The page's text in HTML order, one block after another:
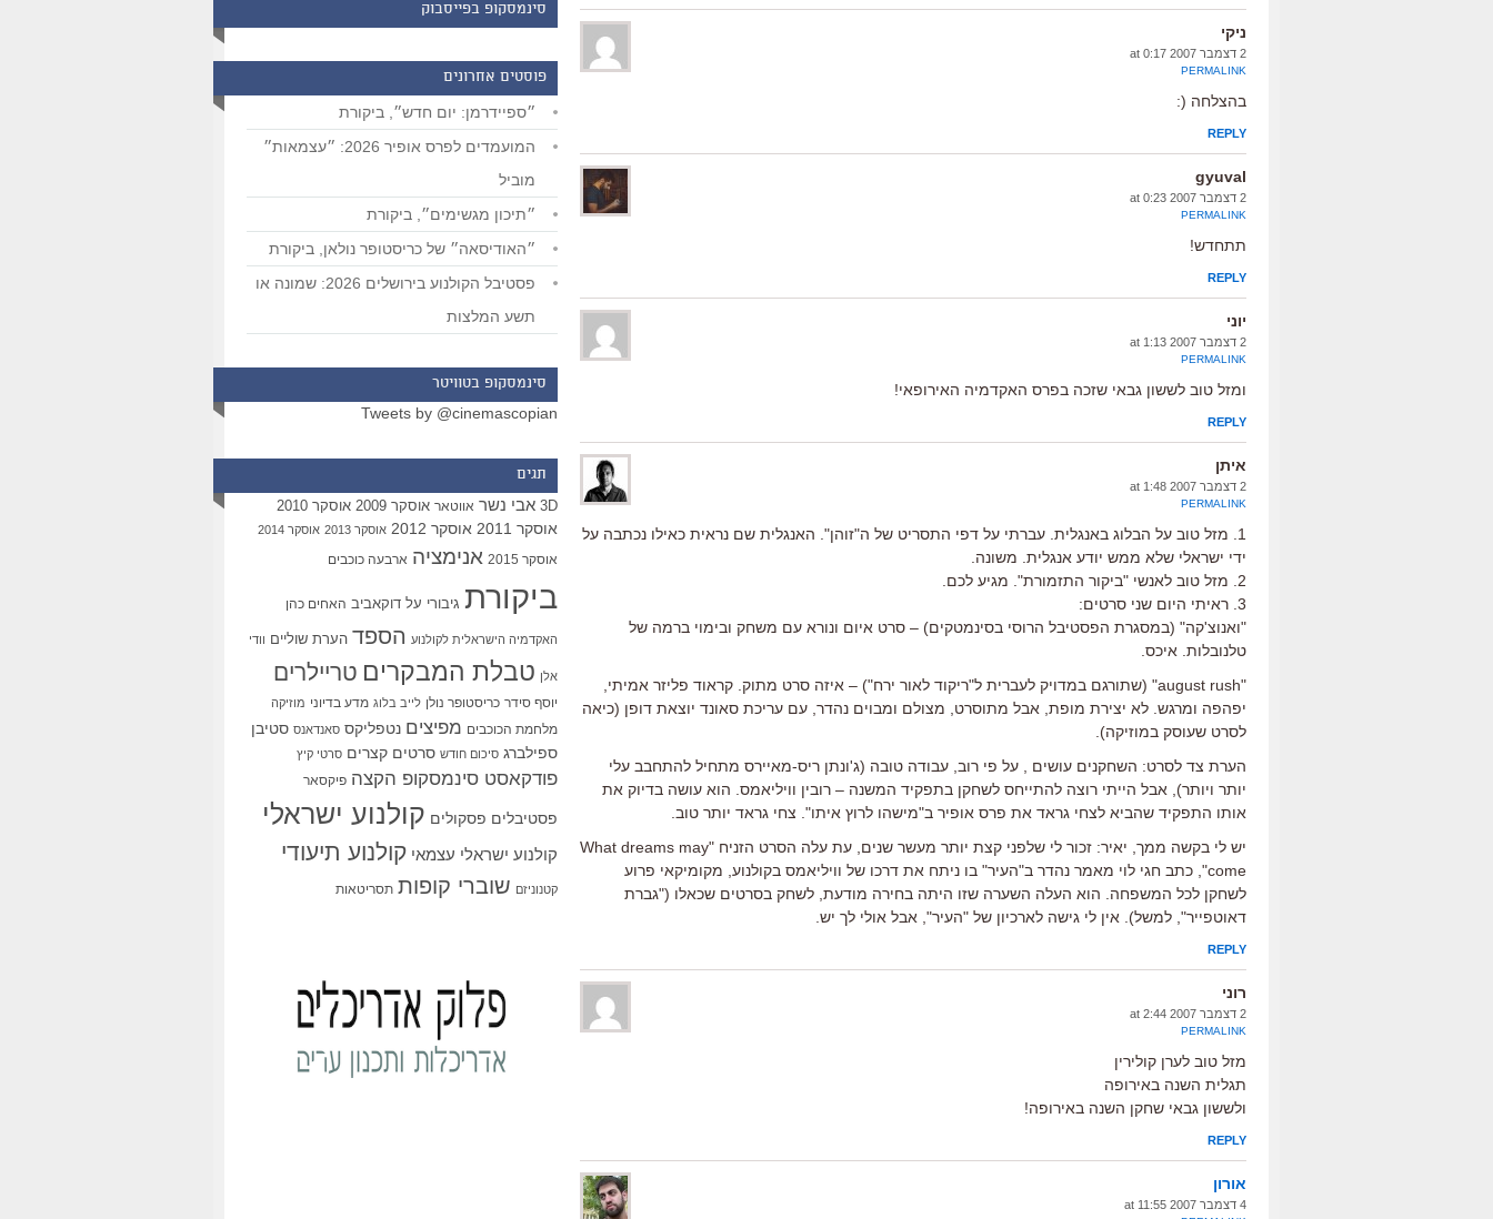
ניקי
2 דצמבר 2007 at 0:17
PERMALINK
בהצלחה (:
REPLY
gyuval
2 דצמבר 2007 at 0:23
PERMALINK
תתחדש!
REPLY
יוני
2 דצמבר 2007 at 1:13
PERMALINK
ומזל טוב לששון גבאי שזכה בפרס האקדמיה האירופאי!
REPLY
איתן
2 דצמבר 2007 at 1:48
PERMALINK
1. מזל טוב על הבלוג באנגלית. עברתי על דפי התסריט של ה"זוהן". האנגלית שם נראית כאילו נכתבה על
ידי ישראלי שלא ממש יודע אנגלית. משונה.
2. מזל טוב לאנשי "ביקור התזמורת". מגיע לכם.
3. ראיתי היום שני סרטים:
"ואנוצ'קה" (במסגרת הפסטיבל הרוסי בסינמטקים) – סרט איום ונורא עם משחק ובימוי ברמה של
טלנובלות. איכס.
"august rush" (שתורגם במדויק לעברית ל"ריקוד לאור ירח") – איזה סרט מתוק. קראוד פליזר אמיתי,
יפהפה ומרגש. לא יצירת מופת, אבל מתוסרט, מצולם ומבוים נהדר, עם עריכת סאונד יוצאת דופן (כיאה
לסרט שעוסק במוזיקה).
הערת צד לסרט: השחקנים עושים , על פי רוב, עבודה טובה (ג'ונתן ריס-מאיירס מתחיל להתחבב עלי
יותר ויותר), אבל הייתי רוצה להתייחס לשחקן בתפקיד המשנה – רובין וויליאמס. הוא עושה בדיוק את
אותו התפקיד שהביא לצחי גראד את פרס אופיר ב"מישהו לרוץ איתו". צחי גראד יותר טוב.
יש לי בקשה ממך, יאיר: זכור לי שלפני קצת יותר מעשר שנים, עת עלה הסרט הזניח "What dreams may
come", כתב חגי לוי מאמר נהדר ב"העיר" בו ניתח את דרכו של וויליאמס בקולנוע, מקומיקאי פרוע
לשחקן לכל המשפחה. הוא העלה השערה שזו היתה בחירה מודעת, לשחק בסרטים שכאלו ("גברת
דאוטפייר", למשל). אין לי גישה לארכיון של "העיר", אבל אולי לך יש.
REPLY
רוני
2 דצמבר 2007 at 2:44
PERMALINK
מזל טוב לערן קולירין
תגלית השנה באירופה
ולששון גבאי שחקן השנה באירופה!
REPLY
אורון
4 דצמבר 2007 at 11:55
סינמסקופ בפייסבוק
פוסטים אחרונים
״ספיידרמן: יום חדש״, ביקורת
המועמדים לפרס אופיר 2026: ״עצמאות״
מוביל
״תיכון מגשימים״, ביקורת
״האודיסאה״ של כריסטופר נולאן, ביקורת
פסטיבל הקולנוע בירושלים 2026: שמונה או
תשע המלצות
סינמסקופ בטוויטר
Tweets by @cinemascopian
תגים
3D אבי נשר אווטאר אוסקר 2009 אוסקר 2010
אוסקר 2011 אוסקר 2012 אוסקר 2013 אוסקר 2014
אוסקר 2015 אנימציה ארבעה כוכבים
ביקורת גיבורי על דוקאביב האחים כהן
האקדמיה הישראלית לקולנוע הספד הערת שוליים וודי
אלן טבלת המבקרים טריילרים
יוסף סידר כריסטופר נולן לייב בלוג מדע בדיוני מוזיקה
מלחמת הכוכבים מפיצים נטפליקס סאנדאנס סטיבן
ספילברג סיכום חודש סרטים קצרים סרטי קיץ
פודקאסט סינמסקופ הקצה פיקסאר
פסטיבלים פסקולים קולנוע ישראלי
קולנוע ישראלי עצמאי קולנוע תיעודי
קטנוניזם שוברי קופות תסריטאות